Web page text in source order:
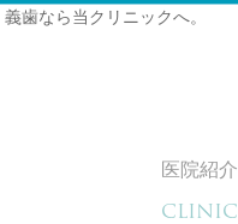
歯なら当クリニックへ。
医院紹介
CLINIC